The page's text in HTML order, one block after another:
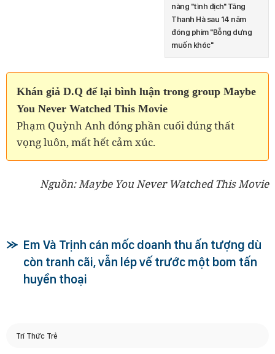
nàng "tình địch" Tăng
Thanh Hà sau 14 năm
đóng phim "Bỗng dưng
muốn khóc"
Khán giả D.Q để lại bình luận trong group Maybe
You Never Watched This Movie
Phạm Quỳnh Anh đóng phần cuối đúng thất
vọng luôn, mất hết cảm xúc.
Nguồn: Maybe You Never Watched This Movie
Em Và Trịnh cán mốc doanh thu ấn tượng dù
còn tranh cãi, vẫn lép vế trước một bom tấn
huyền thoại
Trí Thức Trẻ